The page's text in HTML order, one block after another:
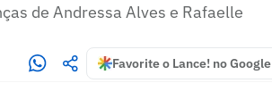
de Andressa Alves e Rafaelle
Favorite o Lance! no Google